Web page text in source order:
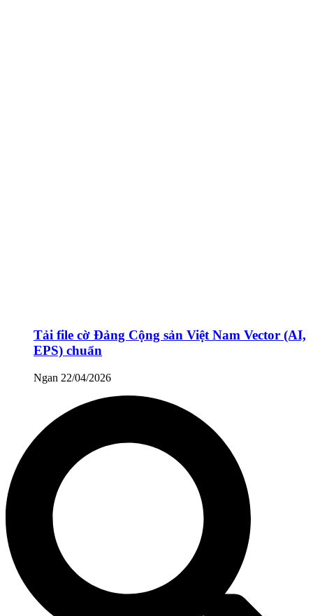
Tải file cờ Đảng Cộng sản Việt Nam Vector (AI,
EPS) chuẩn
Ngan 22/04/2026